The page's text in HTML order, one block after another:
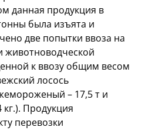
данная продукция в
была изъята и
две попытки ввоза на
животноводческой
к ввозу общим весом
лосось
– 17,5 т и
Продукция
перевозки